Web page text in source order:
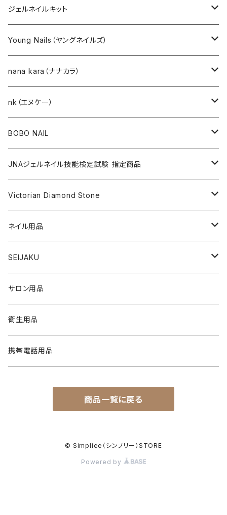
ジェルネイルキット
選べるジェルネイルキット
ネイルアート作成キット
Young Nails（ヤングネイルズ）
BEST SELLERS（ベストセラー）
KITS（キット）
ACRYLIC（アクリル）
ACRYLIC POWDER（アクリルパウダー）
NAIL LIQUID（ネイルリキッド）
DIP & COLOR ACRYLIC POWDERS
DIP AND COLOR ACRYLIC POWDERS
KITS（キット）
GEL（ジェル）
SYNERGY GEL（シナジージェル）
PRECISION GEL APPLICATORS
CURING LIGHT（硬化ライト）
ACCESSORIES（アクセサリー）
E-FILE & BITS（電子ファイルとビット）
DUST COLLECTOR（集塵機）
FULL COVER TIPS（フルカバーネイルチップ）
NAIL POLISH（ネイルポリッシュ）
YN NAIL POLISH（ネイルポリッシュ）
YN CONVERSIONS（別のヤングネイルズ）
NAIL ART（ネイルアート）
YN ART GLITTERS（アートグリッター）
YN ART MYLARS（アートマイラー）
YN ART FOILS（アートホイル）
GEL PAINT（ジェルペイント）
PREPS & TREATMENTS
BRUSH CAP（ブラシキャップ）
nana kara（ナナカラ）
GEL NAIL
nana kara [3g] （ナナカラ）
nana kara petit [1g] （ナナカラ プチ）
フィルインジェル
クリアジェル
NAIL ART
ネイルパーツ
ネイルストーンパーツ
NAIL TIPS
NAIL TOOL
ブラシ
ネイルファイル
NAIL PREPS
LED/UVライト
nk（エヌケー）
GEL NAIL
3Dジェル
ベースジェル
NAIL ART
ネイルパーツ
パウダー
NAIL TOOL
フットファイル
NAIL PREPS
BOBO NAIL
セット
単品
JNAジェルネイル技能検定試験 指定商品
クリアジェル
カラージェル 赤指定色
Victorian Diamond Stone
50粒入り
1,440粒入り（大容量）
スノーフレイクシリーズ
ビジューシリーズ
ネイル用品
コリンスキー アクリルブラシ
浦和工業・ウラワ（URAWA）
スワロフスキー
Twinkle Cap（トゥインクルキャップ）
SEIJAKU
SHIRT
T-SHIRT
サロン用品
衛生用品
携帯電話用品
商品一覧に戻る
© Simpliee（シンプリー）STORE
Powered by